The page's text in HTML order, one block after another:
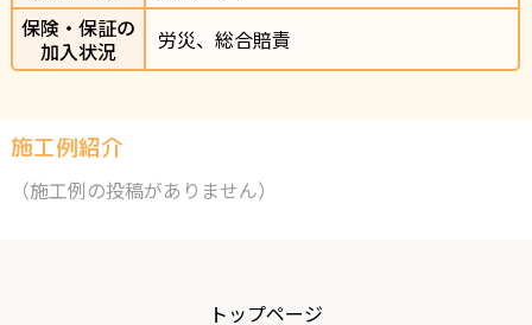
保険・保証の
加入状況
労災、総合賠責
施工例紹介
（施工例の投稿がありません）
トップページ